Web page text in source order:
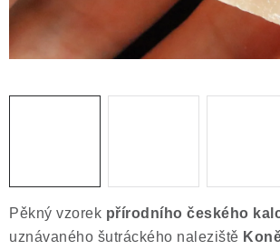
NÁŠ PŘÍBĚH
VIDEOGALERIE
Ochrana osobních údajů
Pěkný vzorek přírodního českého
uznávaného šutráckého naleziště